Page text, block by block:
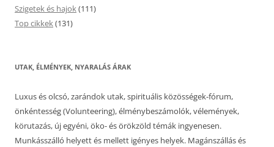
Szigetek és hajok(111)
Top cikkek(131)
UTAK, ÉLMÉNYEK, NYARALÁS ÁRAK
Luxus és olcsó, zarándok utak, spirituális közösségek-fórum,
önkéntesség (Volunteering), élménybeszámolók, vélemények,
körutazás, új egyéni, öko- és örökzöld témák ingyenesen.
Munkásszálló helyett és mellett igényes helyek. Magánszállás és